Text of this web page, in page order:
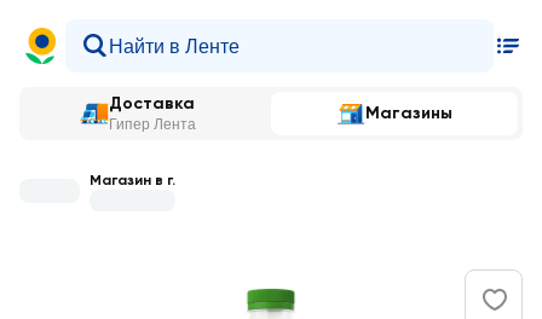
Доставка
Гипер Лента
Магазины
Магазин в г.